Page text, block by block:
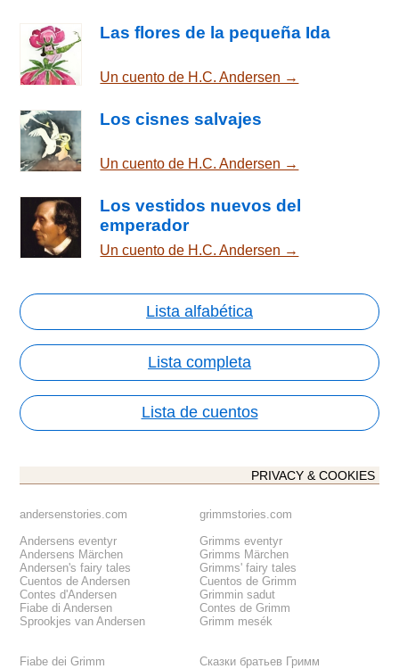
Las flores de la pequeña Ida
Un cuento de H.C. Andersen →
Los cisnes salvajes
Un cuento de H.C. Andersen →
Los vestidos nuevos del
emperador
Un cuento de H.C. Andersen →
Lista alfabética
Lista completa
Lista de cuentos
PRIVACY & COOKIES
andersenstories.com
Andersens eventyr
Andersens Märchen
Andersen's fairy tales
Cuentos de Andersen
Contes d'Andersen
Fiabe di Andersen
Sprookjes van Andersen
grimmstories.com
Grimms eventyr
Grimms Märchen
Grimms' fairy tales
Cuentos de Grimm
Grimmin sadut
Contes de Grimm
Grimm mesék
Fiabe dei Grimm
Сказки братьев Гримм